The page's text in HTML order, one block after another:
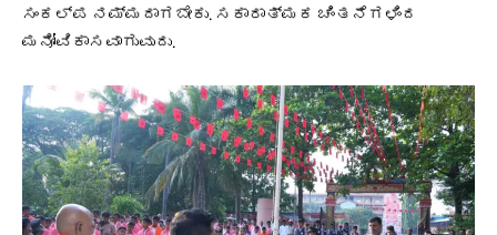
ಸಂಕಲ್ಪ ನಮ್ಮದಾಗಬೇಕು. ಸಕಾರಾತ್ಮಕ ಚಿಂತನೆಗಳಿಂದ
ಮನೋವಿಕಾಸವಾಗುವುದು.